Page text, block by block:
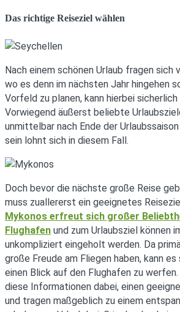
Das richtige Reiseziel wählen
Nach einem schönen Urlaub fragen sich
wo es denn im nächsten Jahr hingehen
Vorfeld zu planen, kann hierbei
Vorwiegend äußerst beliebte
unmittelbar nach Ende der
sein lohnt sich in diesem Fall.
Doch bevor die nächste große Reise
muss zuallererst ein geeignetes
Mykonos erfreut sich großer
Flughafen und zum Urlaubsziel können
unkompliziert eingeholt werden. Da
große Freude am Fliegen haben, kann es
einen Blick auf den Flughafen zu
diese Informationen dabei, einen
und tragen maßgeblich zu einem